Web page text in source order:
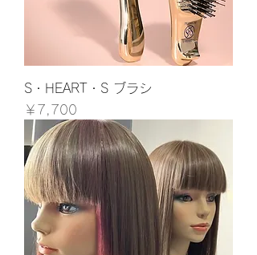
S・HEART・S ブラシ
価格
￥7,700